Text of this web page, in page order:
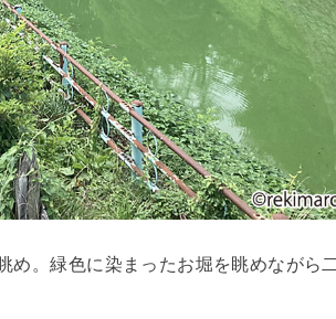
め。緑色に染まったお堀を眺めながら